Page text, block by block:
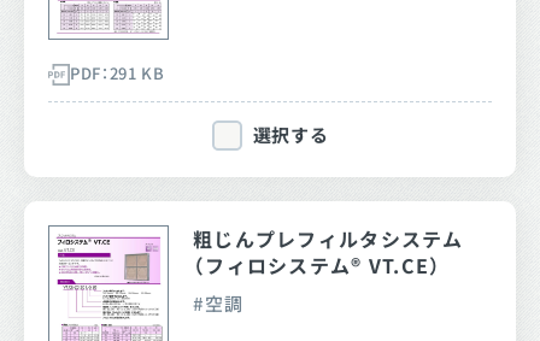
PDF：291 KB
選択する
粗じんプレフィルタシステム
（フィロシステム® VT.CE）
空調